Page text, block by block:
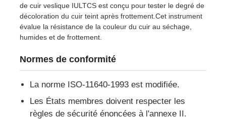
Visite d'usine
Contrôle de la qualité
de cuir veslique IULTCS est conçu pour tester le degré de
décoloration du cuir teint après frottement.Cet instrument
évalue la résistance de la couleur du cuir au séchage,
humides et de frottement.
Normes de conformité
La norme ISO-11640-1993 est modifiée.
Les États membres doivent respecter les
règles de sécurité énoncées à l'annexe II.